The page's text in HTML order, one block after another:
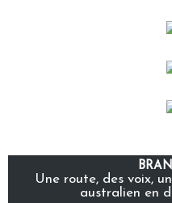
Une route, des voix,
australien en